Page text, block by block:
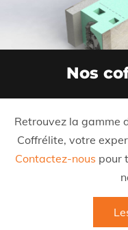
Nos
Retrouvez la gamme
Coffrélite, votre
Contactez-nous pour